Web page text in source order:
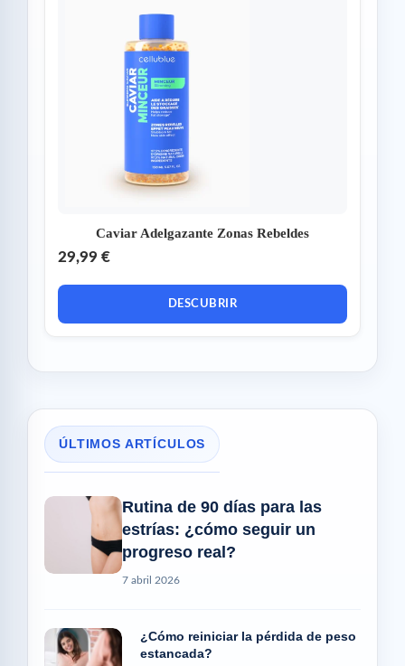
Caviar Adelgazante Zonas Rebeldes
29,99 €
DESCUBRIR
ÚLTIMOS ARTÍCULOS
Rutina de 90 días para las
estrías: ¿cómo seguir un
progreso real?
7 abril 2026
¿Cómo reiniciar la pérdida de peso
estancada?